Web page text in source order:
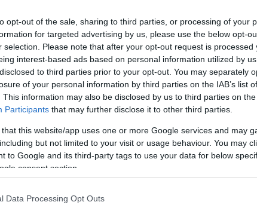
opt-out of the sale, sharing to third parties, or processing of your
for targeted advertising by us, please use the below opt-
selection. Please note that after your opt-out request is processed
interest-based ads based on personal information utilized by
to third parties prior to your opt-out. You may separately
of your personal information by third parties on the IAB’s list
This information may also be disclosed by us to third parties on the
Participants that may further disclose it to other third parties.
that this website/app uses one or more Google services and may
but not limited to your visit or usage behaviour. You may
to Google and its third-party tags to use your data for below
consent section.
Data Processing Opt Outs
ΥΡΙΑ ΛΕΥΚΩΝ